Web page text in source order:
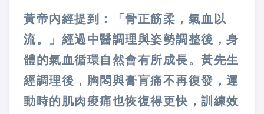
黃帝內經提到：「骨正筋柔，氣血以
流。」經過中醫調理與姿勢調整後，身
體的氣血循環自然會有所成長。黃先生
經調理後，胸悶與膏肓痛不再復發，運
動時的肌肉痠痛也恢復得更快，訓練效